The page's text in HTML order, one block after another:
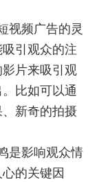
视频广告的灵
引观众的注
片来吸引观
比如可以通
新奇的拍摄
是影响观众情
的关键因